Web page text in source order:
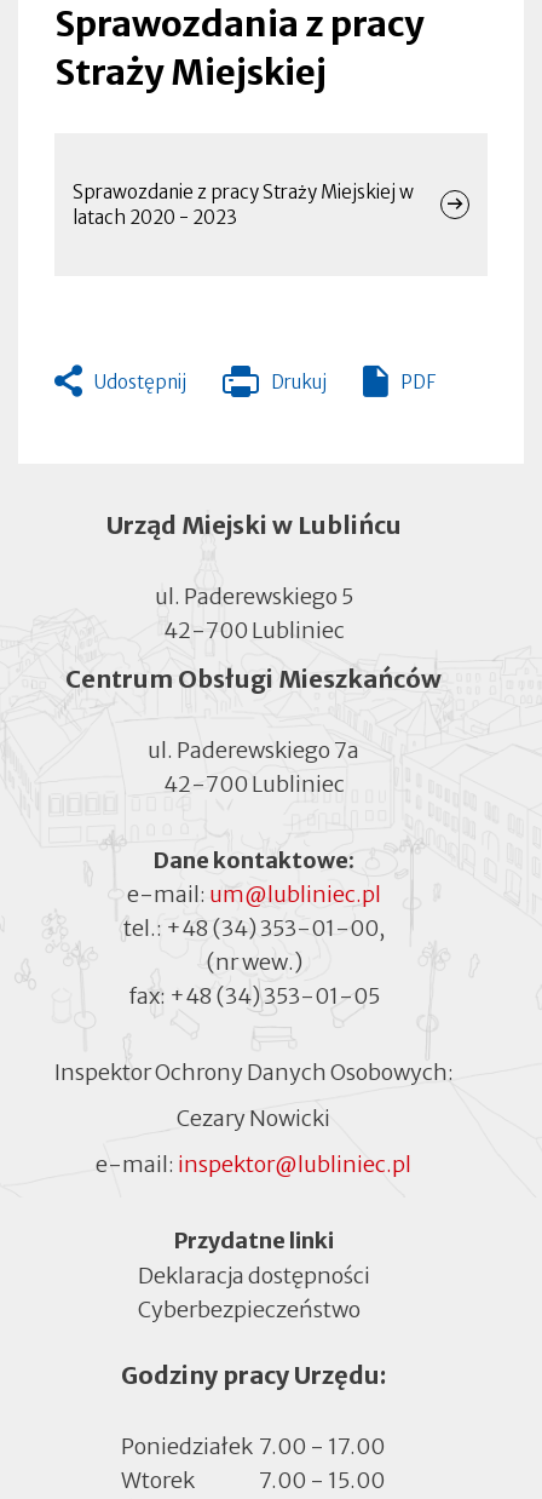
Sprawozdania z pracy
Straży Miejskiej
Sprawozdanie z pracy Straży Miejskiej w
latach 2020 - 2023
Udostępnij Drukuj
Otworzy
PDF
Urząd Miejski w Lublińcu
ul. Paderewskiego 5
42-700 Lubliniec
Centrum Obsługi Mieszkańców
ul. Paderewskiego 7a
42-700 Lubliniec
Dane kontaktowe:
e-mail: um@lubliniec.pl
tel.: +48 (34) 353-01-00,
(nr wew.)
fax: +48 (34) 353-01-05
Inspektor Ochrony Danych Osobowych:
Cezary Nowicki
e-mail: inspektor@lubliniec.pl
MenuPrzydatne linki
Deklaracja dostępności
Cyberbezpieczeństwo
w
zakładce
Godziny pracy Urzędu:
Poniedziałek 7.00 - 17.00
Wtorek
7.00 - 15.00